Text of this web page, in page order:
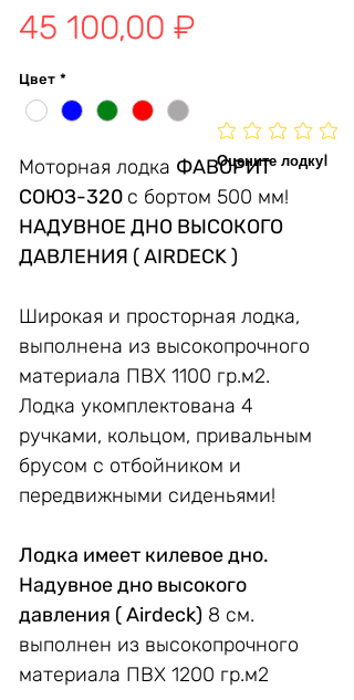
45 100,00 ₽Цена
Цвет *
Моторная лодка ФАВОРИТ
СОЮЗ-320 c бортом 500 мм!
НАДУВНОЕ ДНО ВЫСОКОГО
ДАВЛЕНИЯ ( AIRDECK )
Широкая и просторная лодка,
выполнена из высокопрочного
материала ПВХ 1100 гр.м2.
Лодка укомплектована 4
ручками, кольцом, привальным
брусом с отбойником и
передвижными сиденьями!
Лодка имеет килевое дно.
Надувное дно высокого
давления ( Airdeck) 8 см.
выполнен из высокопрочного
материала ПВХ 1200 гр.м2
Оцените лодку!